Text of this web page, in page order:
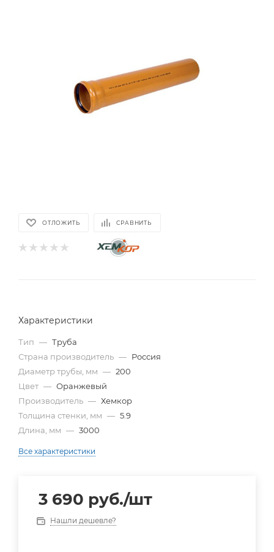
ОТЛОЖИТЬ СРАВНИТЬ
Характеристики
Тип — Труба
Страна производитель — Россия
Диаметр трубы, мм — 200
Цвет — Оранжевый
Производитель — Хемкор
Толщина стенки, мм — 5.9
Длина, мм — 3000
Все характеристики
3 690 руб./шт
Нашли дешевле?